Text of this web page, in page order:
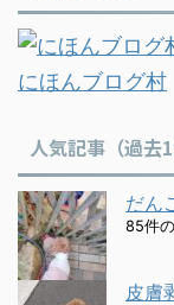
にほんブログ村
人気記事（過去1
だん
85件
皮膚